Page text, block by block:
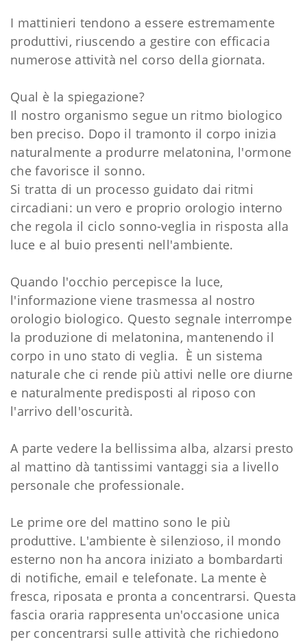
I mattinieri tendono a essere estremamente
produttivi, riuscendo a gestire con efficacia
numerose attività nel corso della giornata.
Qual è la spiegazione?
Il nostro organismo segue un ritmo biologico
ben preciso. Dopo il tramonto il corpo inizia
naturalmente a produrre melatonina, l'ormone
che favorisce il sonno.
Si tratta di un processo guidato dai ritmi
circadiani: un vero e proprio orologio interno
che regola il ciclo sonno-veglia in risposta alla
luce e al buio presenti nell'ambiente.
Quando l'occhio percepisce la luce,
l'informazione viene trasmessa al nostro
orologio biologico. Questo segnale interrompe
la produzione di melatonina, mantenendo il
corpo in uno stato di veglia. È un sistema
naturale che ci rende più attivi nelle ore diurne
e naturalmente predisposti al riposo con
l'arrivo dell'oscurità.
A parte vedere la bellissima alba, alzarsi presto
al mattino dà tantissimi vantaggi sia a livello
personale che professionale.
Le prime ore del mattino sono le più
produttive. L'ambiente è silenzioso, il mondo
esterno non ha ancora iniziato a bombardarti
di notifiche, email e telefonate. La mente è
fresca, riposata e pronta a concentrarsi. Questa
fascia oraria rappresenta un'occasione unica
per concentrarsi sulle attività che richiedono